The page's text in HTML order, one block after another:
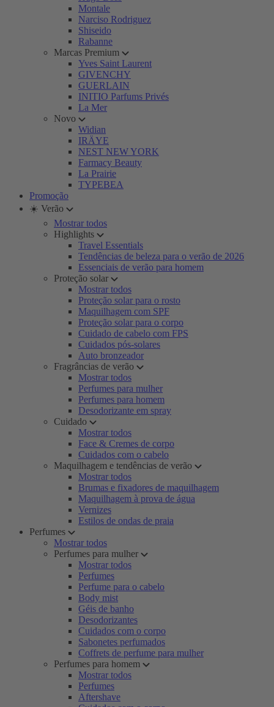
Montale
Narciso Rodriguez
Shiseido
Rabanne
Marcas Premium
Yves Saint Laurent
GIVENCHY
GUERLAIN
INITIO Parfums Privés
La Mer
Novo
Widian
IRÄYE
NEST NEW YORK
Farmacy Beauty
La Prairie
TYPEBEA
Promoção
☀️ Verão
Mostrar todos
Highlights
Travel Essentials
Tendências de beleza para o verão de 2026
Essenciais de verão para homem
Proteção solar
Mostrar todos
Proteção solar para o rosto
Maquilhagem com SPF
Proteção solar para o corpo
Cuidado de cabelo com FPS
Cuidados pós-solares
Auto bronzeador
Fragrâncias de verão
Mostrar todos
Perfumes para mulher
Perfumes para homem
Desodorizante em spray
Cuidado
Mostrar todos
Face & Cremes de corpo
Cuidados com o cabelo
Maquilhagem e tendências de verão
Mostrar todos
Brumas e fixadores de maquilhagem
Maquilhagem à prova de água
Vernizes
Estilos de ondas de praia
Perfumes
Mostrar todos
Perfumes para mulher
Mostrar todos
Perfumes
Perfume para o cabelo
Body mist
Géis de banho
Desodorizantes
Cuidados com o corpo
Sabonetes perfumados
Coffrets de perfume para mulher
Perfumes para homem
Mostrar todos
Perfumes
Aftershave